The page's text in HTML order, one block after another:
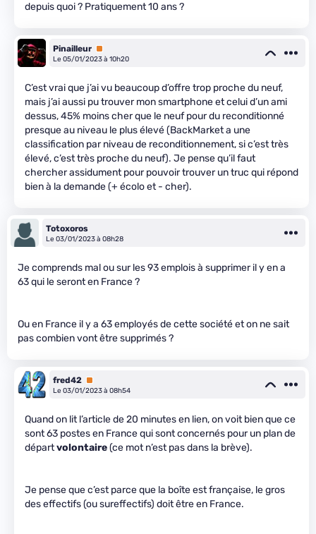
depuis quoi ? Pratiquement 10 ans ?
Pinailleur Premium
Le 05/01/2023 à 10h20
C’est vrai que j’ai vu beaucoup d’offre trop proche du neuf,
mais j’ai aussi pu trouver mon smartphone et celui d’un ami
dessus, 45% moins cher que le neuf pour du reconditionné
presque au niveau le plus élevé (BackMarket a une
classification par niveau de reconditionnement, si c’est très
élevé, c’est très proche du neuf). Je pense qu’il faut
chercher assidument pour pouvoir trouver un truc qui répond
bien à la demande (+ écolo et - cher).
Totoxoros
Le 03/01/2023 à 08h28
Je comprends mal ou sur les 93 emplois à supprimer il y en a
63 qui le seront en France ?
Ou en France il y a 63 employés de cette société et on ne sait
pas combien vont être supprimés ?
fred42 Premium
Le 03/01/2023 à 08h54
Quand on lit l’article de 20 minutes en lien, on voit bien que ce
sont 63 postes en France qui sont concernés pour un plan de
départvolontaire(ce mot n’est pas dans la brève).
Je pense que c’est parce que la boîte est française, le gros
des effectifs (ou sureffectifs) doit être en France.